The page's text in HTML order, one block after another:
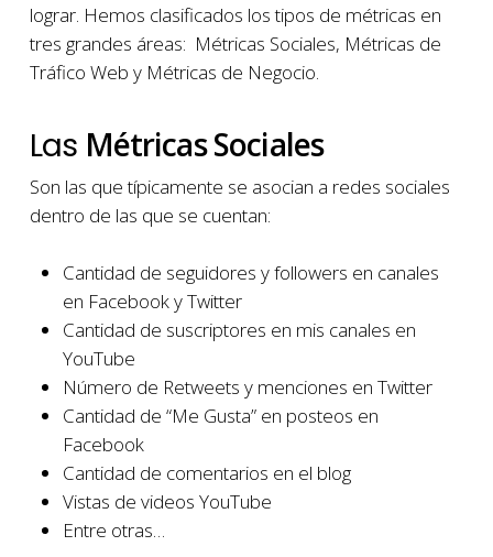
lograr. Hemos clasificados los tipos de métricas en
tres grandes áreas: Métricas Sociales, Métricas de
Tráfico Web y Métricas de Negocio.
Las Métricas Sociales
Son las que típicamente se asocian a redes sociales
dentro de las que se cuentan:
Cantidad de seguidores y followers en canales
en Facebook y Twitter
Cantidad de suscriptores en mis canales en
YouTube
Número de Retweets y menciones en Twitter
Cantidad de “Me Gusta” en posteos en
Facebook
Cantidad de comentarios en el blog
Vistas de videos YouTube
Entre otras…